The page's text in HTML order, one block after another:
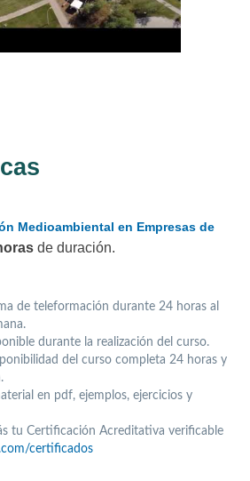
Medioambiental en Empresas de
de duración.
de teleformación durante 24 horas al
durante la realización del curso.
del curso completa 24 horas y
en pdf, ejemplos, ejercicios y
tu Certificación Acreditativa verificable
certificados